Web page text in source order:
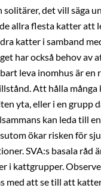
solitärer, det vill säga
allra flesta katter att
katter i samband
har också behov av
leva inomhus är en
Att hålla många
yta, eller i en grupp
kan leda till
ökar risken för
SVA:s basala råd
i kattgrupper.
med att se till att